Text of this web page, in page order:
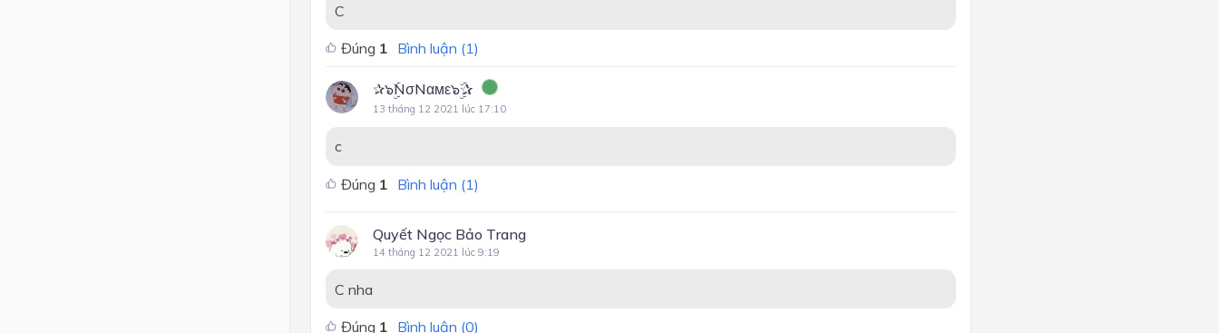
C
Đúng 1 Bình luận (1)
✰๖ۣۜNσNαмε๖ۣۜ✰
13 tháng 12 2021 lúc 17:10
c
Đúng 1 Bình luận (1)
Quyết Ngọc Bảo Trang
14 tháng 12 2021 lúc 9:19
C nha
Đúng 1 Bình luận (0)